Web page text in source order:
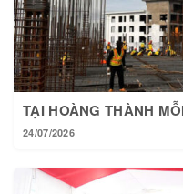
TẠI HOÀNG THÀNH
24/07/2026